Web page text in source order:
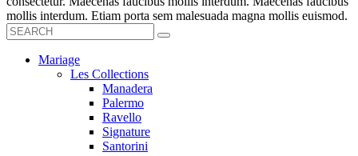
mollis interdum. Etiam porta sem malesuada magna mollis euismod.
Mariage
Les Collections
Manadera
Palermo
Ravello
Signature
Santorini